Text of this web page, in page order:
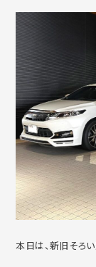
本日は、新旧そろ